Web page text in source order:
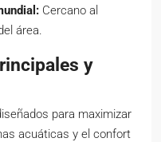
Cercano al
área.
y
para maximizar
acuáticas y el confort